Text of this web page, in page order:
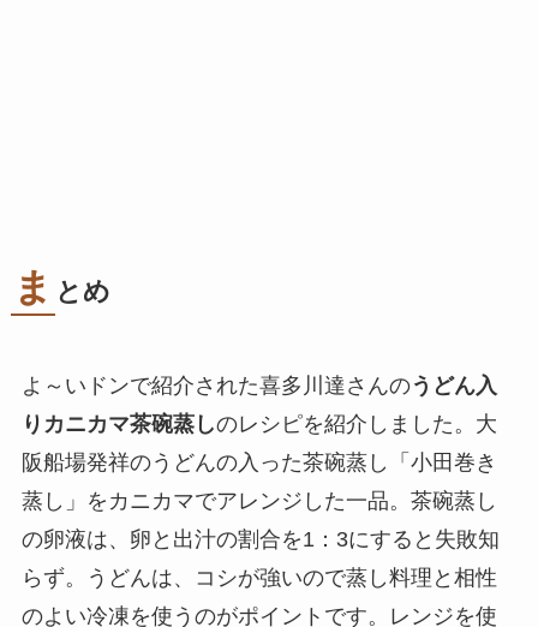
ま とめ
よ～いドンで紹介された喜多川達さんのうどん入
りカニカマ茶碗蒸しのレシピを紹介しました。大
阪船場発祥のうどんの入った茶碗蒸し「小田巻き
蒸し」をカニカマでアレンジした一品。茶碗蒸し
の卵液は、卵と出汁の割合を1：3にすると失敗知
らず。うどんは、コシが強いので蒸し料理と相性
のよい冷凍を使うのがポイントです。レンジを使